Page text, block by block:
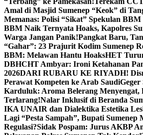
Amal di Masjid Sumenep “Keok” di
Memanas: Polisi “Sikat” Spekulan
BBM Naik Ternyata Hoaks, Kapolres
Warga Jangan Panik!Pangkat Baru,
“Gahar”: 23 Prajurit Kodim Sumenep
BBM: Melawan Hantu HoaksHET
DBHCHT Ambyar: Ironi Ketahanan
2026DARI RUBARU KE RIYADH!
Perawat Kompeten ke Arab SaudiGeger
Karduluk: Aroma Belerang Menyengat,
Terlarang!Nalar Inklusif di Beranda
IKA UNAIR dan Dialektika Estetika
Lagi “Pesta Sampah”, Bupati Sumenep
Regulasi?Sidak Pospam: Jurus AKBP